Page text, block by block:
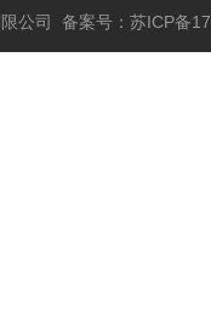
公司 备案号：苏ICP备